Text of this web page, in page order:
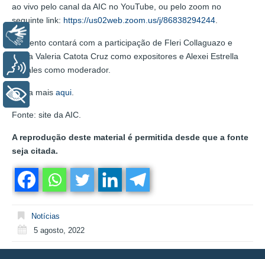
ao vivo pelo canal da AIC no YouTube, ou pelo zoom no
seguinte link: https://us02web.zoom.us/j/86838294244
O evento contará com a participação de Fleri Collaguazo e
Cintia Valeria Catota Cruz como expositores e Alexei Estrella
Morales como moderador.
Saiba mais aqui
Fonte: site da AIC.
A reprodução deste material é permitida desde que a fonte
seja citada.
Notícias
5 agosto, 2022
+ Acessibilidade